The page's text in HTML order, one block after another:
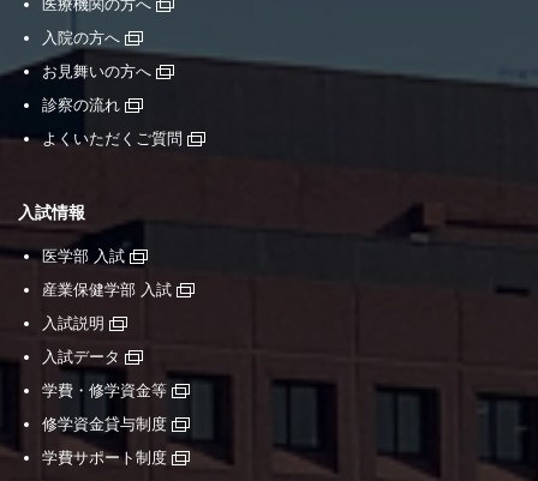
医療機関の方へ
入院の方へ
お見舞いの方へ
診察の流れ
よくいただくご質問
入試情報
医学部 入試
産業保健学部 入試
入試説明
入試データ
学費・修学資金等
修学資金貸与制度
学費サポート制度